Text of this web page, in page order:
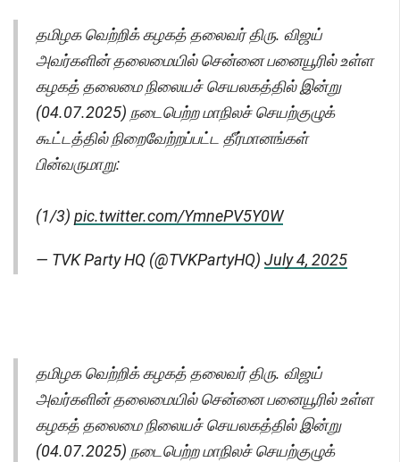
தமிழக வெற்றிக் கழகத் தலைவர் திரு. விஜய்
அவர்களின் தலைமையில் சென்னை பனையூரில் உள்ள
கழகத் தலைமை நிலையச் செயலகத்தில் இன்று
(04.07.2025) நடைபெற்ற மாநிலச் செயற்குழுக்
கூட்டத்தில் நிறைவேற்றப்பட்ட தீர்மானங்கள்
பின்வருமாறு:
(1/3) pic.twitter.com/YmnePV5Y0W
— TVK Party HQ (@TVKPartyHQ) July 4, 2025
தமிழக வெற்றிக் கழகத் தலைவர் திரு. விஜய்
அவர்களின் தலைமையில் சென்னை பனையூரில் உள்ள
கழகத் தலைமை நிலையச் செயலகத்தில் இன்று
(04.07.2025) நடைபெற்ற மாநிலச் செயற்குழுக்